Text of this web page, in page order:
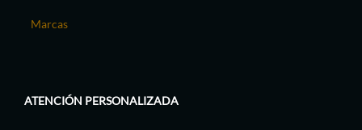
Marcas
ATENCIÓN PERSONALIZADA